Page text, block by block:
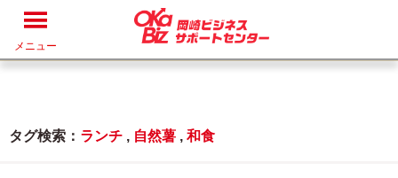
メニュー
タグ検索： ランチ , 自然薯 , 和食